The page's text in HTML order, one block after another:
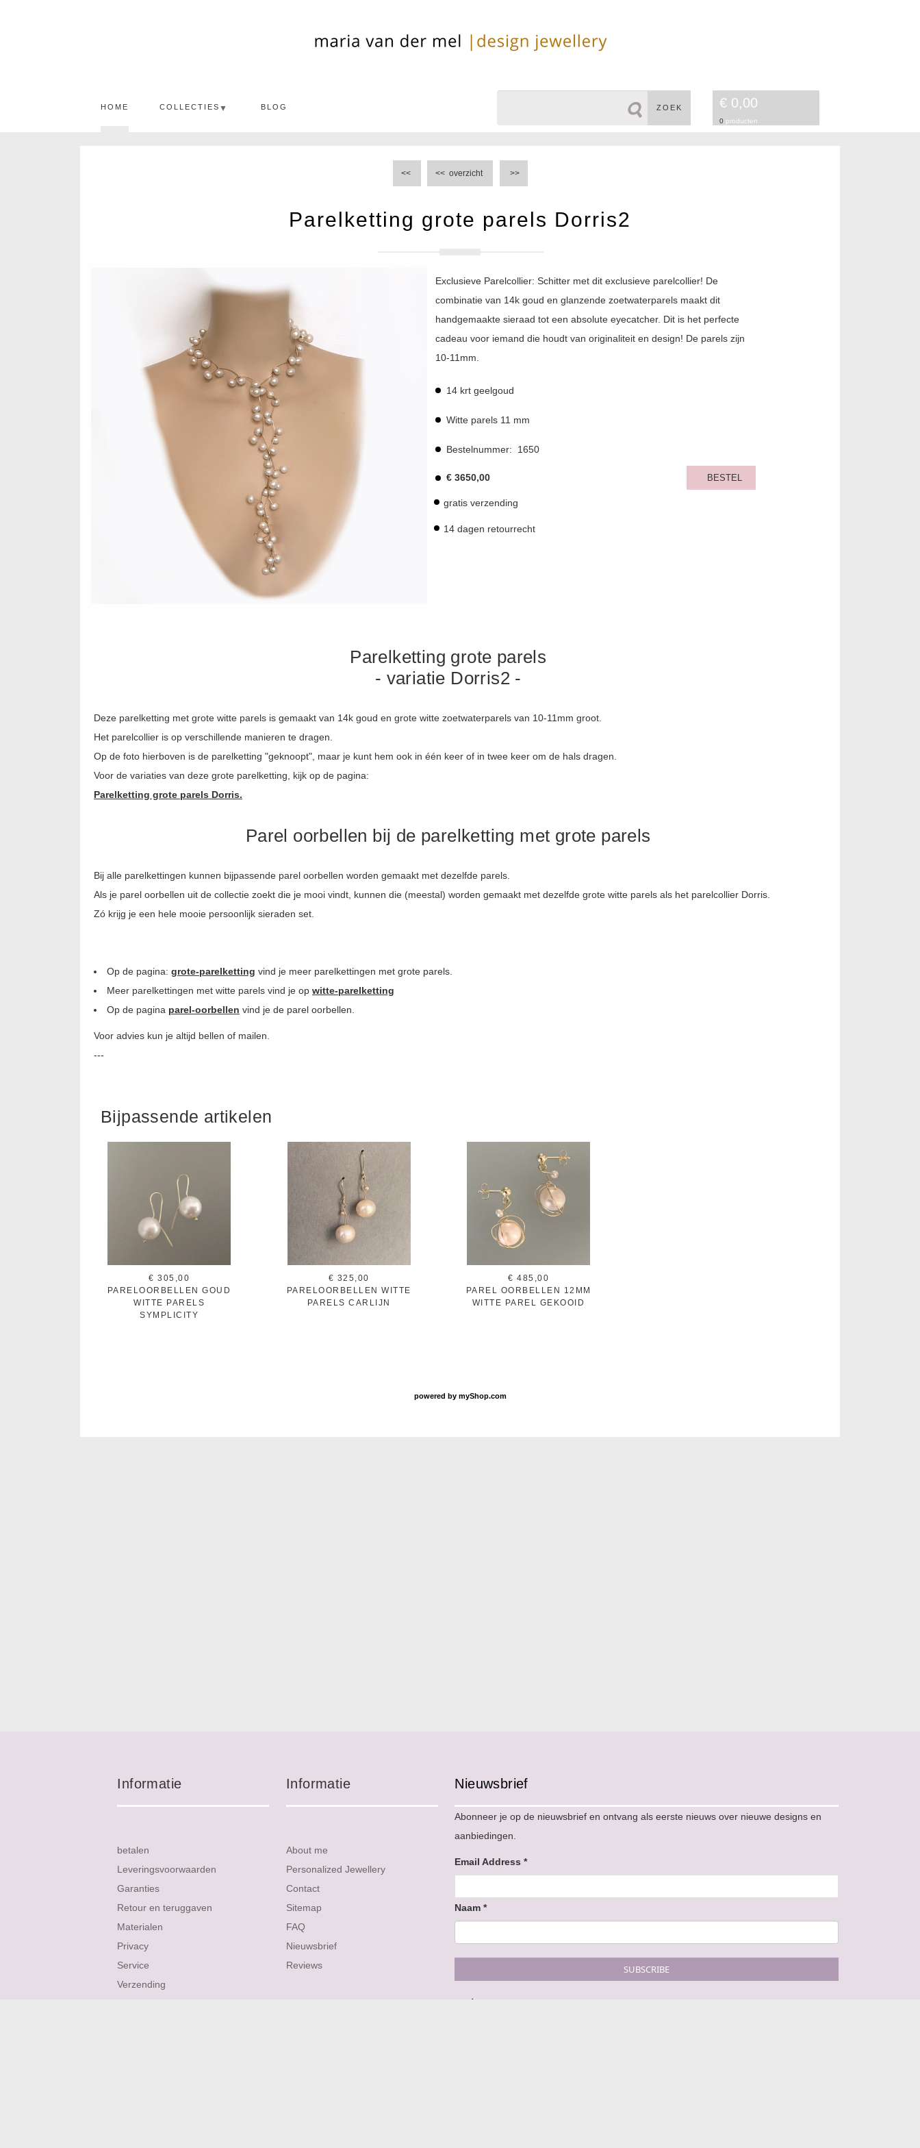
HOME COLLECTIES ▼ BLOG € 0,00
0 producten
ZOEK
<< << overzicht >>
Parelketting grote parels Dorris2
Exclusieve Parelcollier: Schitter met dit exclusieve parelcollier! De
combinatie van 14k goud en glanzende zoetwaterparels maakt dit
handgemaakte sieraad tot een absolute eyecatcher. Dit is het perfecte
cadeau voor iemand die houdt van originaliteit en design! De parels zijn
10-11mm.
14 krt geelgoud
Witte parels 11 mm
Bestelnummer: 1650
€ 3650,00 BESTEL
gratis verzending
14 dagen retourrecht
Parelketting grote parels
- variatie Dorris2 -
Deze parelketting met grote witte parels is gemaakt van 14k goud en grote witte zoetwaterparels van 10-11mm groot.
Het parelcollier is op verschillende manieren te dragen.
Op de foto hierboven is de parelketting "geknoopt", maar je kunt hem ook in één keer of in twee keer om de hals dragen.
Voor de variaties van deze grote parelketting, kijk op de pagina:
Parelketting grote parels Dorris.
Parel oorbellen bij de parelketting met grote parels
Bij alle parelkettingen kunnen bijpassende parel oorbellen worden gemaakt met dezelfde parels.
Als je parel oorbellen uit de collectie zoekt die je mooi vindt, kunnen die (meestal) worden gemaakt met dezelfde grote witte parels als het parelcollier Dorris.
Zó krijg je een hele mooie persoonlijk sieraden set.
Op de pagina: grote-parelketting vind je meer parelkettingen met grote parels.
Meer parelkettingen met witte parels vind je op witte-parelketting
Op de pagina parel-oorbellen vind je de parel oorbellen.
Voor advies kun je altijd bellen of mailen.
---
Bijpassende artikelen
€ 305,00
PARELOORBELLEN GOUD
WITTE PARELS
SYMPLICITY
€ 325,00
PARELOORBELLEN WITTE
PARELS CARLIJN
€ 485,00
PAREL OORBELLEN 12MM
WITTE PAREL GEKOOID
powered by myShop.com
Informatie
betalen
Leveringsvoorwaarden
Garanties
Retour en teruggaven
Materialen
Privacy
Service
Verzending
Informatie
About me
Personalized Jewellery
Contact
Sitemap
FAQ
Nieuwsbrief
Reviews
Nieuwsbrief
Abonneer je op de nieuwsbrief en ontvang als eerste nieuws over nieuwe designs en
aanbiedingen.
Email Address*
Naam*
Volg ons op